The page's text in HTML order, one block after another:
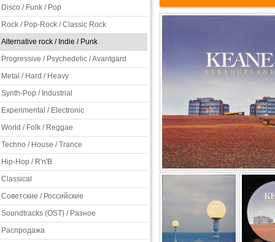
Disco / Funk / Pop
Rock / Pop-Rock / Classic Rock
Alternative rock / Indie / Punk
Progressive / Psychedelic / Avantgard
Metal / Hard / Heavy
Synth-Pop / Industrial
Experimental / Electronic
World / Folk / Reggae
Techno / House / Trance
Hip-Hop / R'n'B
Classical
Советские / Российские
Soundtracks (OST) / Разное
Распродажа